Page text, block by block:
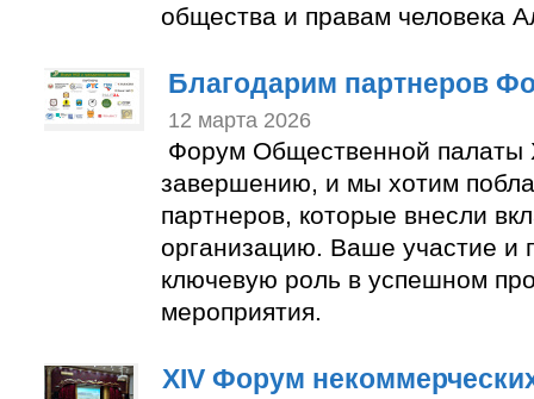
общества и правам человека
Благодарим партнеров
12 марта 2026
Форум Общественной палаты
завершению, и мы хотим
партнеров, которые внесли
организацию. Ваше участие и
ключевую роль в успешном
мероприятия.
XIV Форум